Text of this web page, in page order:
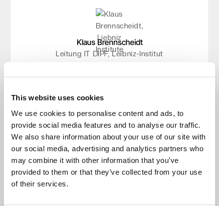
This website uses cookies
We use cookies to personalise content and ads, to
provide social media features and to analyse our traffic.
We also share information about your use of our site with
our social media, advertising and analytics partners who
may combine it with other information that you’ve
provided to them or that they’ve collected from your use
of their services.
Klaus Brennscheidt
Leitung IT DIPF, Leibniz-Institut
der unsere Anforderungen an DSGVO perfekt
erspart – und das zu fairen Preisen.“
Read the story
Video ansehen
Kristian Krause
Director, TAROX Data
Sicherheit: Die Infrastruktur ist neu,
unseren Partnern über Daten sprechen, können
wir ruhig schlafen, weil wir wissen, dass die
Daten in guten Händen sind."
Read the story
Video ansehen